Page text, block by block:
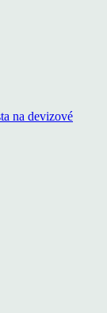
na devizové